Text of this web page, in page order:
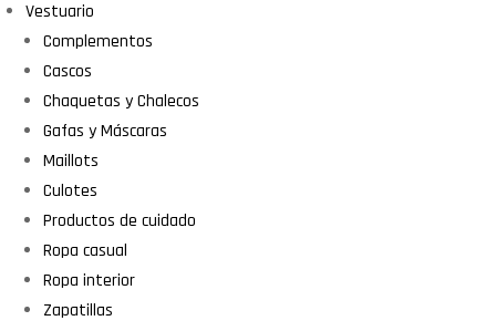
Vestuario
Complementos
Cascos
Chaquetas y Chalecos
Gafas y Máscaras
Maillots
Culotes
Productos de cuidado
Ropa casual
Ropa interior
Zapatillas